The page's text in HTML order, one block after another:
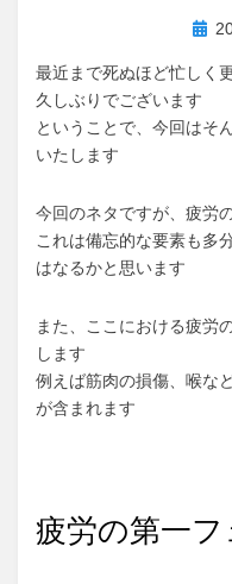
投
日:
最近まで死ぬほど忙しく
久しぶりでございます
ということで、今回はそ
いたします
今回のネタですが、疲労
これは備忘的な要素も多
はなるかと思います
また、ここにおける疲労
します
例えば筋肉の損傷、喉な
が含まれます
疲労の第一